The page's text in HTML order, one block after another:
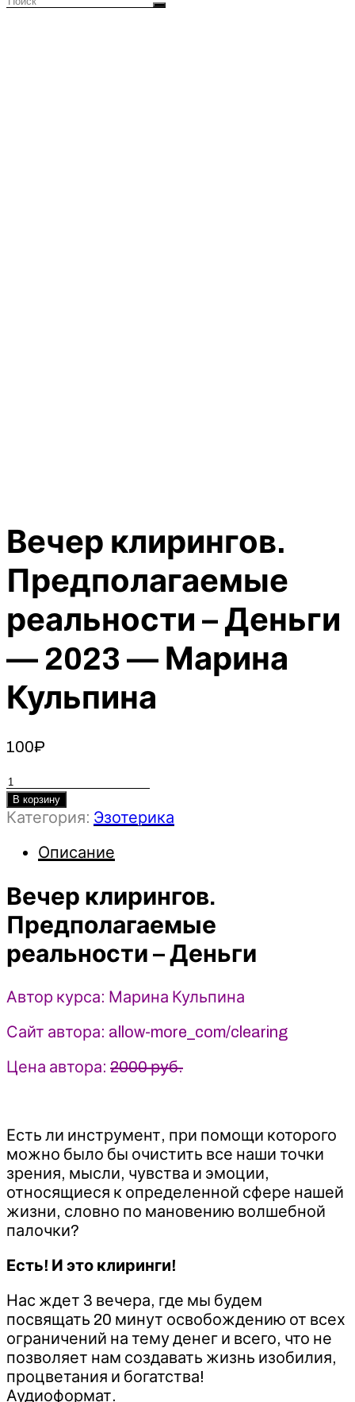
Вечер клирингов.
Предполагаемые
реальности – Деньги
— 2023 — Марина
Кульпина
100₽
Количество
товара
Вечер
Предполагаемые
–
Деньги
-
2023
-
Кульпина
В корзину
Категория: Эзотерика
Описание
Вечер клирингов.
Предполагаемые
реальности – Деньги
Автор курса: Марина Кульпина
Сайт автора: allow-more_com/clearing
Цена автора: 2000 руб.
Есть ли инструмент, при помощи которого
можно было бы очистить все наши точки
зрения, мысли, чувства и эмоции,
относящиеся к определенной сфере нашей
жизни, словно по мановению волшебной
палочки?
Есть! И это клиринги!
Нас ждет 3 вечера, где мы будем
посвящать 20 минут освобождению от всех
ограничений на тему денег и всего, что не
позволяет нам создавать жизнь изобилия,
процветания и богатства!
Аудиоформат.